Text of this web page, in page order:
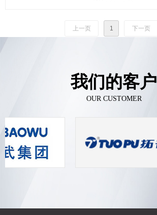
上一页 1 下一页
OUR CUSTOMER
我们的客户